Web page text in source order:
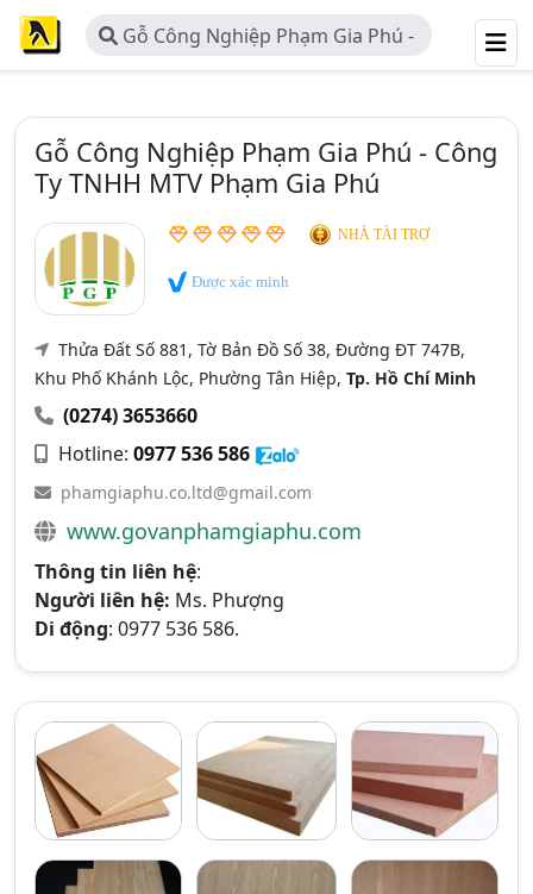
Gỗ Công Nghiệp Phạm Gia Phú -
Công Ty TNHH MTV Phạm Gia Phú
Gỗ Công Nghiệp Phạm Gia Phú - Công
Ty TNHH MTV Phạm Gia Phú
NHÀ TÀI TRỢ
Được xác minh
Thửa Đất Số 881, Tờ Bản Đồ Số 38, Đường ĐT 747B,
Khu Phố Khánh Lộc, Phường Tân Hiệp, Tp. Hồ Chí Minh
(0274) 3653660
Hotline: 0977 536 586
phamgiaphu.co.ltd@gmail.com
www.govanphamgiaphu.com
Thông tin liên hệ:
Người liên hệ: Ms. Phượng
Di động: 0977 536 586.